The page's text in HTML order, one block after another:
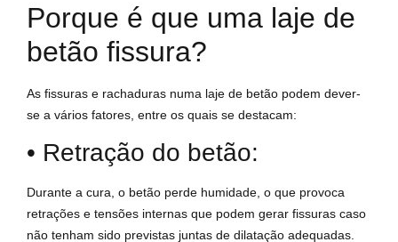
Porque é que uma laje de
betão fissura?
As fissuras e rachaduras numa laje de betão podem dever-
se a vários fatores, entre os quais se destacam:
• Retração do betão:
Durante a cura, o betão perde humidade, o que provoca
retrações e tensões internas que podem gerar fissuras caso
não tenham sido previstas juntas de dilatação adequadas.